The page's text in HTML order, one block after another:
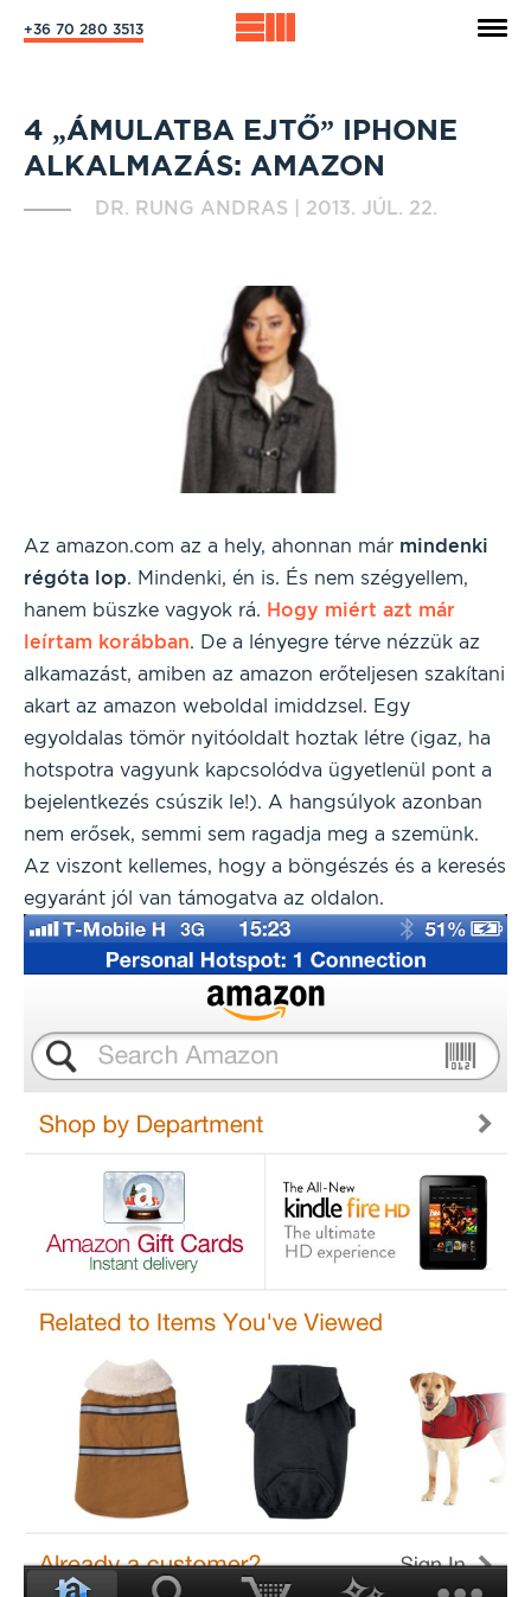
+36 70 280 3513
4 „ÁMULATBA EJTŐ” IPHONE
ALKALMAZÁS: AMAZON
DR. RUNG ANDRAS 2013. JÚL. 22.
Az amazon.com az a hely, ahonnan már mindenki
régóta lop. Mindenki, én is. És nem szégyellem,
hanem büszke vagyok rá. Hogy miért azt már
leírtam korábban. De a lényegre térve nézzük az
alkamazást, amiben az amazon erőteljesen szakítani
akart az amazon weboldal imiddzsel. Egy
egyoldalas tömör nyitóoldalt hoztak létre (igaz, ha
hotspotra vagyunk kapcsolódva ügyetlenül pont a
bejelentkezés csúszik le!). A hangsúlyok azonban
nem erősek, semmi sem ragadja meg a szemünk.
Az viszont kellemes, hogy a böngészés és a keresés
egyaránt jól van támogatva az oldalon.